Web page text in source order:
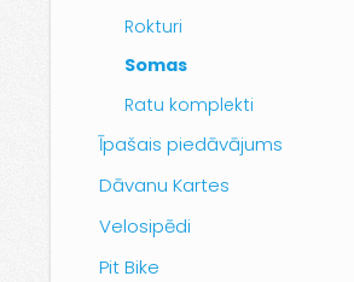
Rokturi
Somas
Ratu komplekti
Īpašais piedāvājums
Dāvanu Kartes
Velosipēdi
Pit Bike